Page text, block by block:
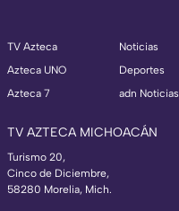
TV Azteca
Azteca UNO
Azteca 7
Noticias
Deportes
adn Noticias
TV AZTECA MICHOACÁN
Turismo 20,
Cinco de Diciembre,
58280 Morelia, Mich.